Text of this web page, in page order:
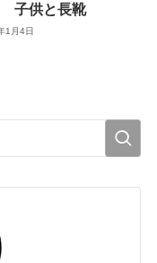
子供と長靴
1月4日